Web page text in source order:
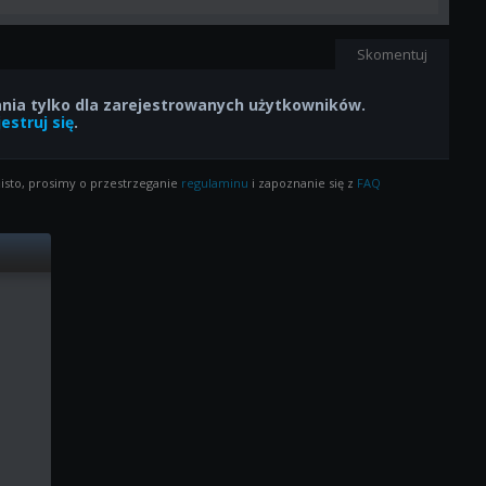
Skomentuj
tylko dla zarejestrowanych użytkowników.
się.
prosimy o przestrzeganie regulaminu i zapoznanie się z FAQ